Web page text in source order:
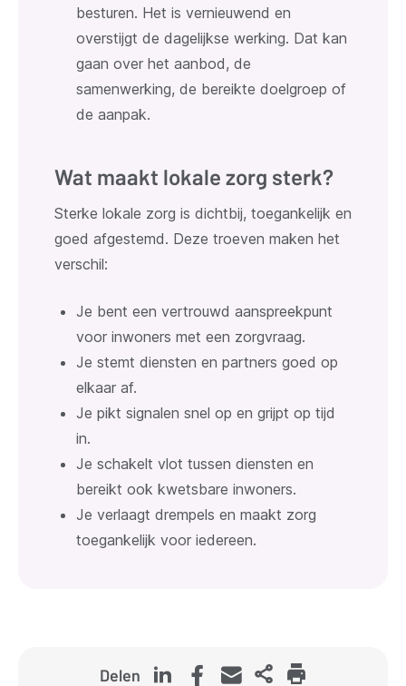
besturen. Het is vernieuwend en
overstijgt de dagelijkse werking. Dat kan
gaan over het aanbod, de
samenwerking, de bereikte doelgroep of
de aanpak.
Wat maakt lokale zorg sterk?
Sterke lokale zorg is dichtbij, toegankelijk en
goed afgestemd. Deze troeven maken het
verschil:
Je bent een vertrouwd aanspreekpunt
voor inwoners met een zorgvraag.
Je stemt diensten en partners goed op
elkaar af.
Je pikt signalen snel op en grijpt op tijd
in.
Je schakelt vlot tussen diensten en
bereikt ook kwetsbare inwoners.
Je verlaagt drempels en maakt zorg
toegankelijk voor iedereen.
Delen